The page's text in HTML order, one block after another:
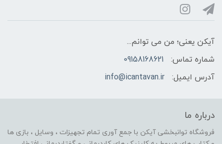
آیکن یعنی؛ من می توانم...
شماره تماس:
09158168621
آدرس ایمیل:
info@icantavan.ir
درباره ما
فروشگاه توانبخشی آیکن با جمع آوری تمام تجهیزات ، وسایل ، بازی ها